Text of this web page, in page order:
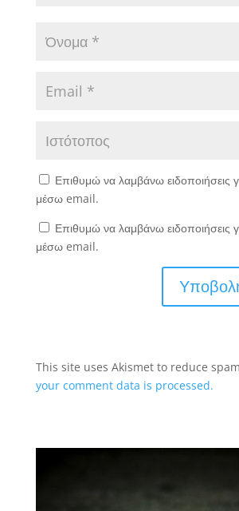
Επιθυμώ να λαμβάνω ειδοποιήσεις
μέσω email.
Επιθυμώ να λαμβάνω ειδοποιήσεις
μέσω email.
This site uses Akismet to reduce
your comment data is processed.